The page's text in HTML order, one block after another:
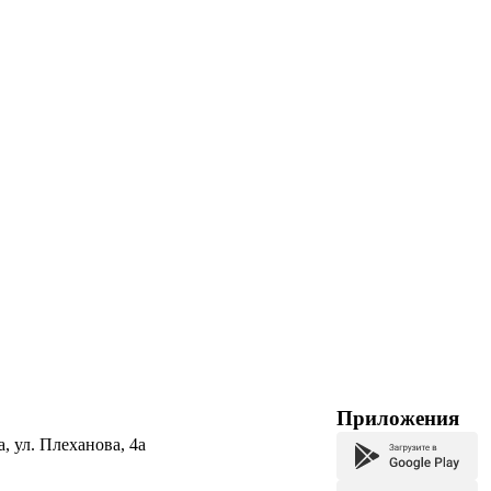
ул. Плеханова, 4а
Приложения